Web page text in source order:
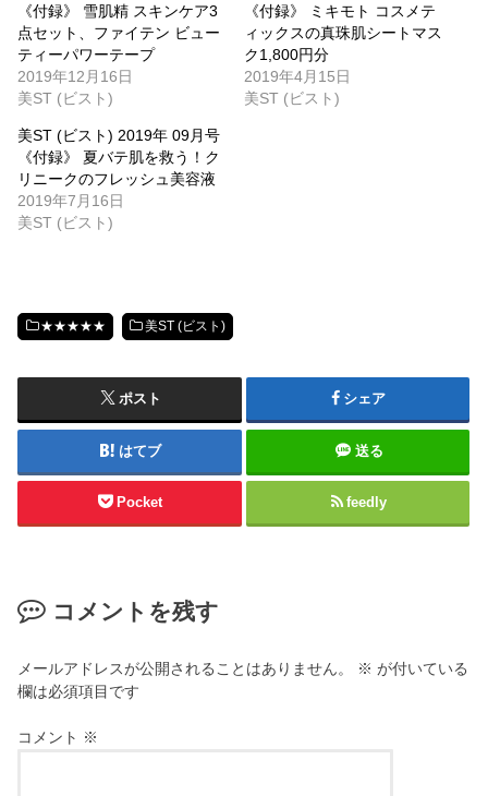
《付録》 雪肌精 スキンケア3
点セット、ファイテン ビュー
ティーパワーテープ
2019年12月16日
美ST (ビスト)
《付録》 ミキモト コスメテ
ィックスの真珠肌シートマス
ク1,800円分
2019年4月15日
美ST (ビスト)
美ST (ビスト) 2019年 09月号
《付録》 夏バテ肌を救う！ク
リニークのフレッシュ美容液
2019年7月16日
美ST (ビスト)
★★★★★ 美ST (ビスト)
ポスト シェア
はてブ 送る
Pocket feedly
コメントを残す
メールアドレスが公開されることはありません。 ※ が付いている
欄は必須項目です
コメント ※